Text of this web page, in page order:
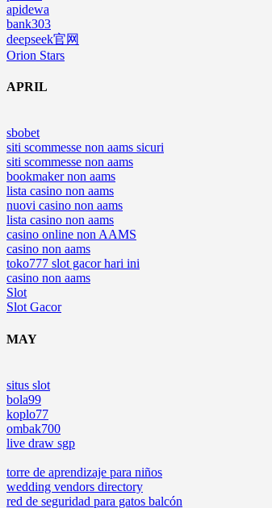
apidewa
bank303
deepseek官网
Orion Stars
APRIL
sbobet
siti scommesse non aams sicuri
siti scommesse non aams
bookmaker non aams
lista casino non aams
nuovi casino non aams
lista casino non aams
casino online non AAMS
casino non aams
toko777 slot gacor hari ini
casino non aams
Slot
Slot Gacor
MAY
situs slot
bola99
koplo77
ombak700
live draw sgp
torre de aprendizaje para niños
wedding vendors directory
red de seguridad para gatos balcón